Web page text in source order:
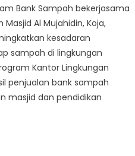
Bank Sampah bekerjasama
Al Mujahidin, Koja,
kesadaran
sampah di lingkungan
Kantor Lingkungan
penjualan bank sampah
masjid dan pendidikan